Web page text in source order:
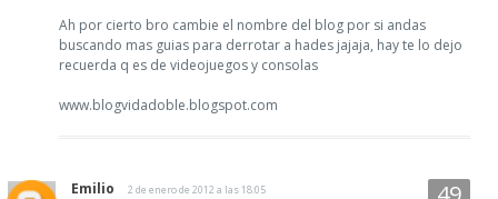
Ah por cierto bro cambie el nombre del blog por si andas
buscando mas guias para derrotar a hades jajaja, hay te lo dejo
recuerda q es de videojuegos y consolas
www.blogvidadoble.blogspot.com
Emilio 2 de enero de 2012 a las 18:05